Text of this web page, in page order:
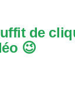
de
😉